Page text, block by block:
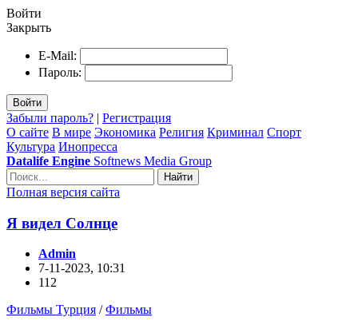
Войти
Закрыть
E-Mail:
Пароль:
Войти
Забыли пароль? | Регистрация
О сайте В мире Экономика Религия Криминал Спорт
Культура Инопресса
Datalife Engine Softnews Media Group
Найти
Полная версия сайта
Я видел Солнце
Admin
7-11-2023, 10:31
112
Фильмы Турция /Фильмы